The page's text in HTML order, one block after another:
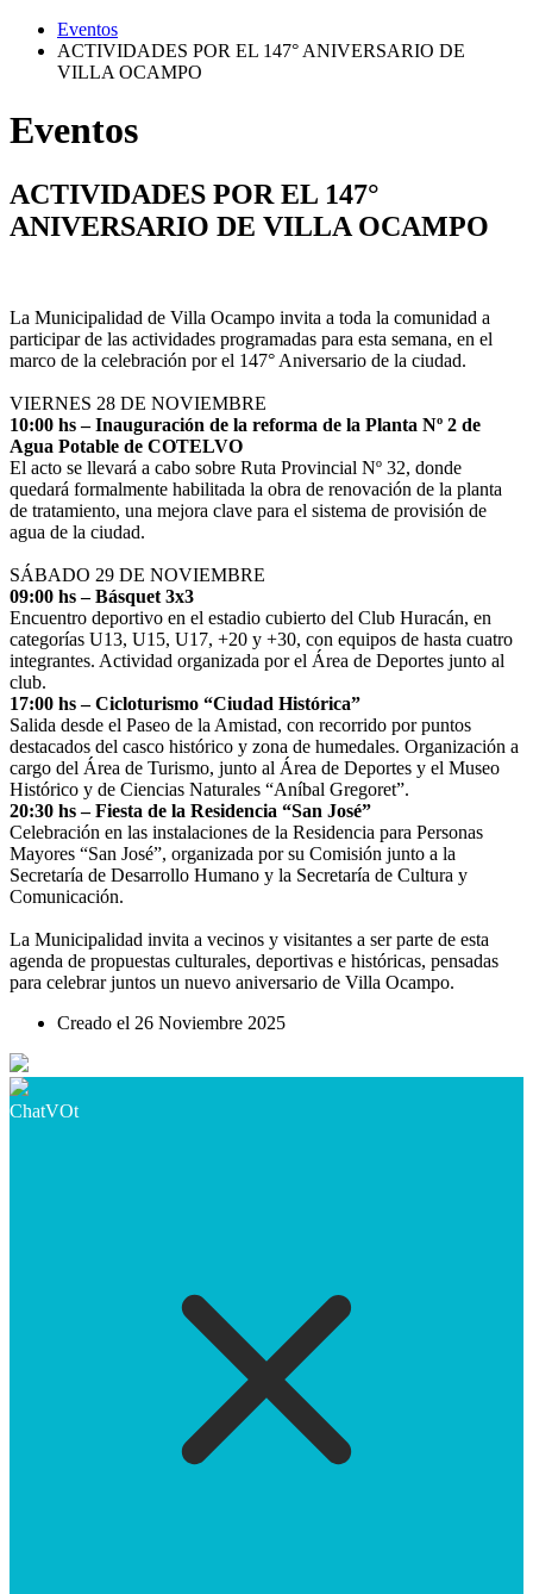
Eventos
ACTIVIDADES POR EL 147° ANIVERSARIO DE
VILLA OCAMPO
Eventos
ACTIVIDADES POR EL 147°
ANIVERSARIO DE VILLA OCAMPO
La Municipalidad de Villa Ocampo invita a toda la comunidad a
participar de las actividades programadas para esta semana, en el
marco de la celebración por el 147° Aniversario de la ciudad.
VIERNES 28 DE NOVIEMBRE
10:00 hs – Inauguración de la reforma de la Planta Nº 2 de
Agua Potable de COTELVO
El acto se llevará a cabo sobre Ruta Provincial Nº 32, donde
quedará formalmente habilitada la obra de renovación de la planta
de tratamiento, una mejora clave para el sistema de provisión de
agua de la ciudad.
SÁBADO 29 DE NOVIEMBRE
09:00 hs – Básquet 3x3
Encuentro deportivo en el estadio cubierto del Club Huracán, en
categorías U13, U15, U17, +20 y +30, con equipos de hasta cuatro
integrantes. Actividad organizada por el Área de Deportes junto al
club.
17:00 hs – Cicloturismo “Ciudad Histórica”
Salida desde el Paseo de la Amistad, con recorrido por puntos
destacados del casco histórico y zona de humedales. Organización a
cargo del Área de Turismo, junto al Área de Deportes y el Museo
Histórico y de Ciencias Naturales “Aníbal Gregoret”.
20:30 hs – Fiesta de la Residencia “San José”
Celebración en las instalaciones de la Residencia para Personas
Mayores “San José”, organizada por su Comisión junto a la
Secretaría de Desarrollo Humano y la Secretaría de Cultura y
Comunicación.
La Municipalidad invita a vecinos y visitantes a ser parte de esta
agenda de propuestas culturales, deportivas e históricas, pensadas
para celebrar juntos un nuevo aniversario de Villa Ocampo.
Creado el 26 Noviembre 2025
ChatVOt